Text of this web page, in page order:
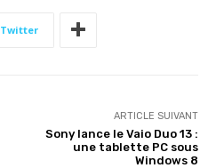
Twitter
ARTICLE SUIVANT
Sony lance le Vaio Duo 13 :
une tablette PC sous
Windows 8